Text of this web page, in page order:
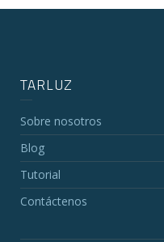
TARLUZ
Sobre nosotros
Blog
Tutorial
Contáctenos